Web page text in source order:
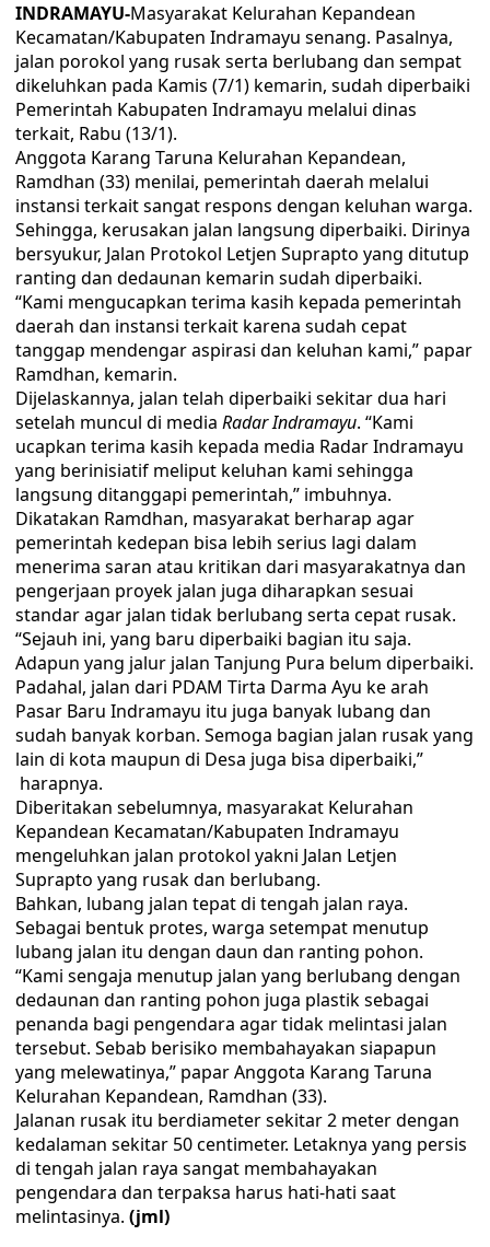
INDRAMAYU-Masyarakat Kelurahan Kepandean
Kecamatan/Kabupaten Indramayu senang. Pasalnya,
jalan porokol yang rusak serta berlubang dan sempat
dikeluhkan pada Kamis (7/1) kemarin, sudah diperbaiki
Pemerintah Kabupaten Indramayu melalui dinas
terkait, Rabu (13/1).
Anggota Karang Taruna Kelurahan Kepandean,
Ramdhan (33) menilai, pemerintah daerah melalui
instansi terkait sangat respons dengan keluhan warga.
Sehingga, kerusakan jalan langsung diperbaiki. Dirinya
bersyukur, Jalan Protokol Letjen Suprapto yang ditutup
ranting dan dedaunan kemarin sudah diperbaiki.
“Kami mengucapkan terima kasih kepada pemerintah
daerah dan instansi terkait karena sudah cepat
tanggap mendengar aspirasi dan keluhan kami,” papar
Ramdhan, kemarin.
Dijelaskannya, jalan telah diperbaiki sekitar dua hari
setelah muncul di media Radar Indramayu. “Kami
ucapkan terima kasih kepada media Radar Indramayu
yang berinisiatif meliput keluhan kami sehingga
langsung ditanggapi pemerintah,” imbuhnya.
Dikatakan Ramdhan, masyarakat berharap agar
pemerintah kedepan bisa lebih serius lagi dalam
menerima saran atau kritikan dari masyarakatnya dan
pengerjaan proyek jalan juga diharapkan sesuai
standar agar jalan tidak berlubang serta cepat rusak.
“Sejauh ini, yang baru diperbaiki bagian itu saja.
Adapun yang jalur jalan Tanjung Pura belum diperbaiki.
Padahal, jalan dari PDAM Tirta Darma Ayu ke arah
Pasar Baru Indramayu itu juga banyak lubang dan
sudah banyak korban. Semoga bagian jalan rusak yang
lain di kota maupun di Desa juga bisa diperbaiki,”
harapnya.
Diberitakan sebelumnya, masyarakat Kelurahan
Kepandean Kecamatan/Kabupaten Indramayu
mengeluhkan jalan protokol yakni Jalan Letjen
Suprapto yang rusak dan berlubang.
Bahkan, lubang jalan tepat di tengah jalan raya.
Sebagai bentuk protes, warga setempat menutup
lubang jalan itu dengan daun dan ranting pohon.
“Kami sengaja menutup jalan yang berlubang dengan
dedaunan dan ranting pohon juga plastik sebagai
penanda bagi pengendara agar tidak melintasi jalan
tersebut. Sebab berisiko membahayakan siapapun
yang melewatinya,” papar Anggota Karang Taruna
Kelurahan Kepandean, Ramdhan (33).
Jalanan rusak itu berdiameter sekitar 2 meter dengan
kedalaman sekitar 50 centimeter. Letaknya yang persis
di tengah jalan raya sangat membahayakan
pengendara dan terpaksa harus hati-hati saat
melintasinya. (jml)